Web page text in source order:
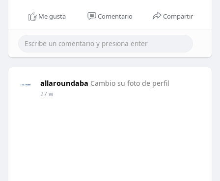
Me gusta Comentario Compartir
allaroundaba Cambio su foto de perfil
27 w